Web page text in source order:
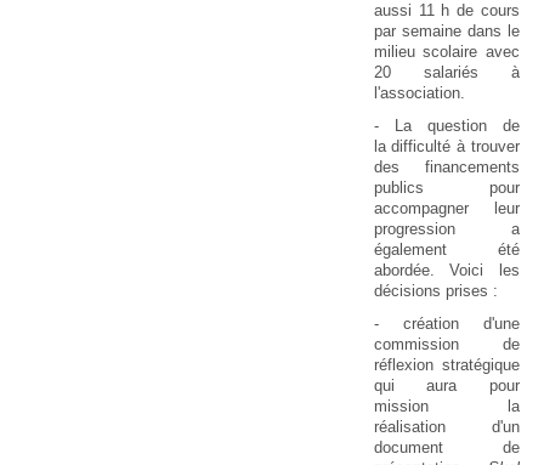
aussi 11 h de cours
par semaine dans le
milieu scolaire avec
20 salariés à
l'association.
- La question de
la difficulté à trouver
des financements
publics pour
accompagner leur
progression a
également été
abordée. Voici les
décisions prises :
- création d'une
commission de
réflexion stratégique
qui aura pour
mission la
réalisation d'un
document de